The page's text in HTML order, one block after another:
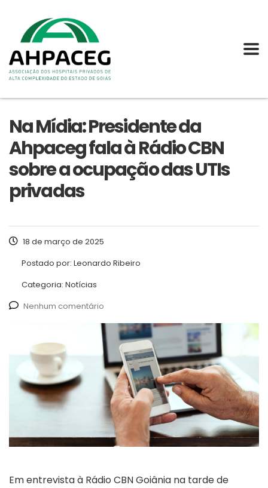
Na Mídia: Presidente da
Ahpaceg fala à Rádio CBN
sobre a ocupação das UTIs
privadas
18 de março de 2025
Postado por: Leonardo Ribeiro
Categoria: Notícias
Nenhum comentário
Em entrevista à Rádio CBN Goiânia na tarde de